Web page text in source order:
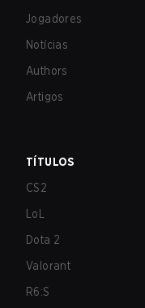
Jogadores
Notícias
Authors
Artigos
TÍTULOS
CS2
LoL
Dota 2
Valorant
R6:S